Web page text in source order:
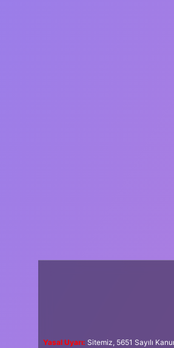
Yasal Uyarı: Sitemiz, 5651 Sayılı